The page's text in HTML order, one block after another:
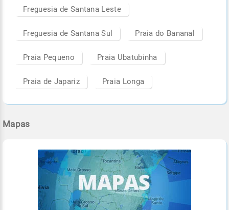
Freguesia de Santana Leste
Freguesia de Santana Sul Praia do Bananal
Praia Pequeno Praia Ubatubinha
Praia de Japariz Praia Longa
Mapas